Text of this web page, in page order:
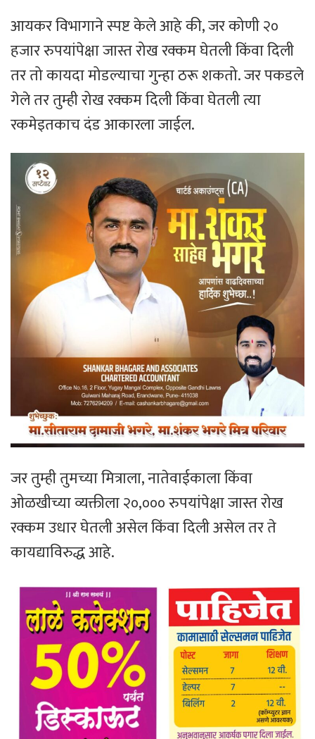
आयकर विभागाने स्पष्ट केले आहे की, जर कोणी २०
हजार रुपयांपेक्षा जास्त रोख रक्कम घेतली किंवा दिली
तर तो कायदा मोडल्याचा गुन्हा ठरू शकतो. जर पकडले
गेले तर तुम्ही रोख रक्कम दिली किंवा घेतली त्या
रकमेइतकाच दंड आकारला जाईल.
जर तुम्ही तुमच्या मित्राला, नातेवाईकाला किंवा
ओळखीच्या व्यक्तीला २०,००० रुपयांपेक्षा जास्त रोख
रक्कम उधार घेतली असेल किंवा दिली असेल तर ते
कायद्याविरुद्ध आहे.